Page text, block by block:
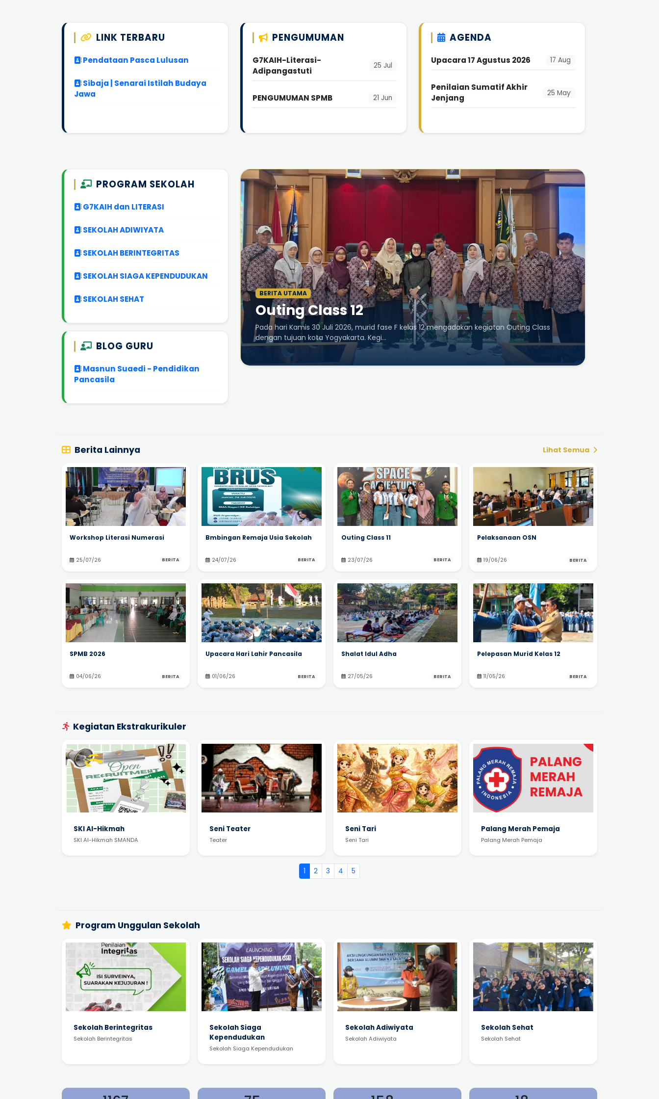
LINK TERBARU
Pendataan Pasca Lulusan
Sibaja | Senarai Istilah Budaya
Jawa
PENGUMUMAN
G7KAIH-Literasi-
Adipangastuti
25 Jul
PENGUMUMAN SPMB 21 Jun
AGENDA
Upacara 17 Agustus 2026 17 Aug
Penilaian Sumatif Akhir
Jenjang
25 May
PROGRAM SEKOLAH
G7KAIH dan LITERASI
SEKOLAH ADIWIYATA
SEKOLAH BERINTEGRITAS
SEKOLAH SIAGA KEPENDUDUKAN
SEKOLAH SEHAT
BLOG GURU
Masnun Suaedi - Pendidikan
Pancasila
BERITA UTAMA
Outing Class 12
Pada hari Kamis 30 Juli 2026, murid fase F kelas 12 mengadakan kegiatan Outing Class
dengan tujuan kota Yogyakarta. Kegi...
Berita Lainnya Lihat Semua
Workshop Literasi Numerasi
25/07/26 BERITA
Bmbingan Remaja Usia Sekolah
24/07/26 BERITA
Outing Class 11
23/07/26 BERITA
Pelaksanaan OSN
19/06/26 BERITA
SPMB 2026
04/06/26 BERITA
Upacara Hari Lahir Pancasila
01/06/26 BERITA
Shalat Idul Adha
27/05/26 BERITA
Pelepasan Murid Kelas 12
11/05/26 BERITA
Kegiatan Ekstrakurikuler
SKI Al-Hikmah
SKI Al-Hikmah SMANDA
Seni Teater
Teater
Seni Tari
Seni Tari
Palang Merah Pemaja
Palang Merah Pemaja
1 2 3 4 5
Program Unggulan Sekolah
Sekolah Berintegritas
Sekolah Berintegritas
Sekolah Siaga
Kependudukan
Sekolah Siaga Kependudukan
Sekolah Adiwiyata
Sekolah Adiwiyata
Sekolah Sehat
Sekolah Sehat